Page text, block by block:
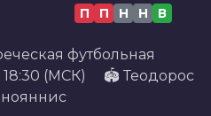
П П Н Н В
футбольная
18:30 (МСК)
🏟️ Теодорос